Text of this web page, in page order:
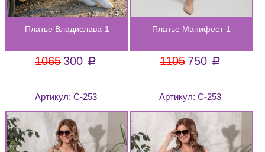
Платье Владислава-1
1065 300 a
Платье Манифест-1
1105 750 a
Артикул: С-253 Артикул: С-253